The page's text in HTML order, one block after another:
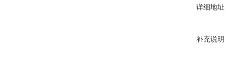
详细地址
补充说明